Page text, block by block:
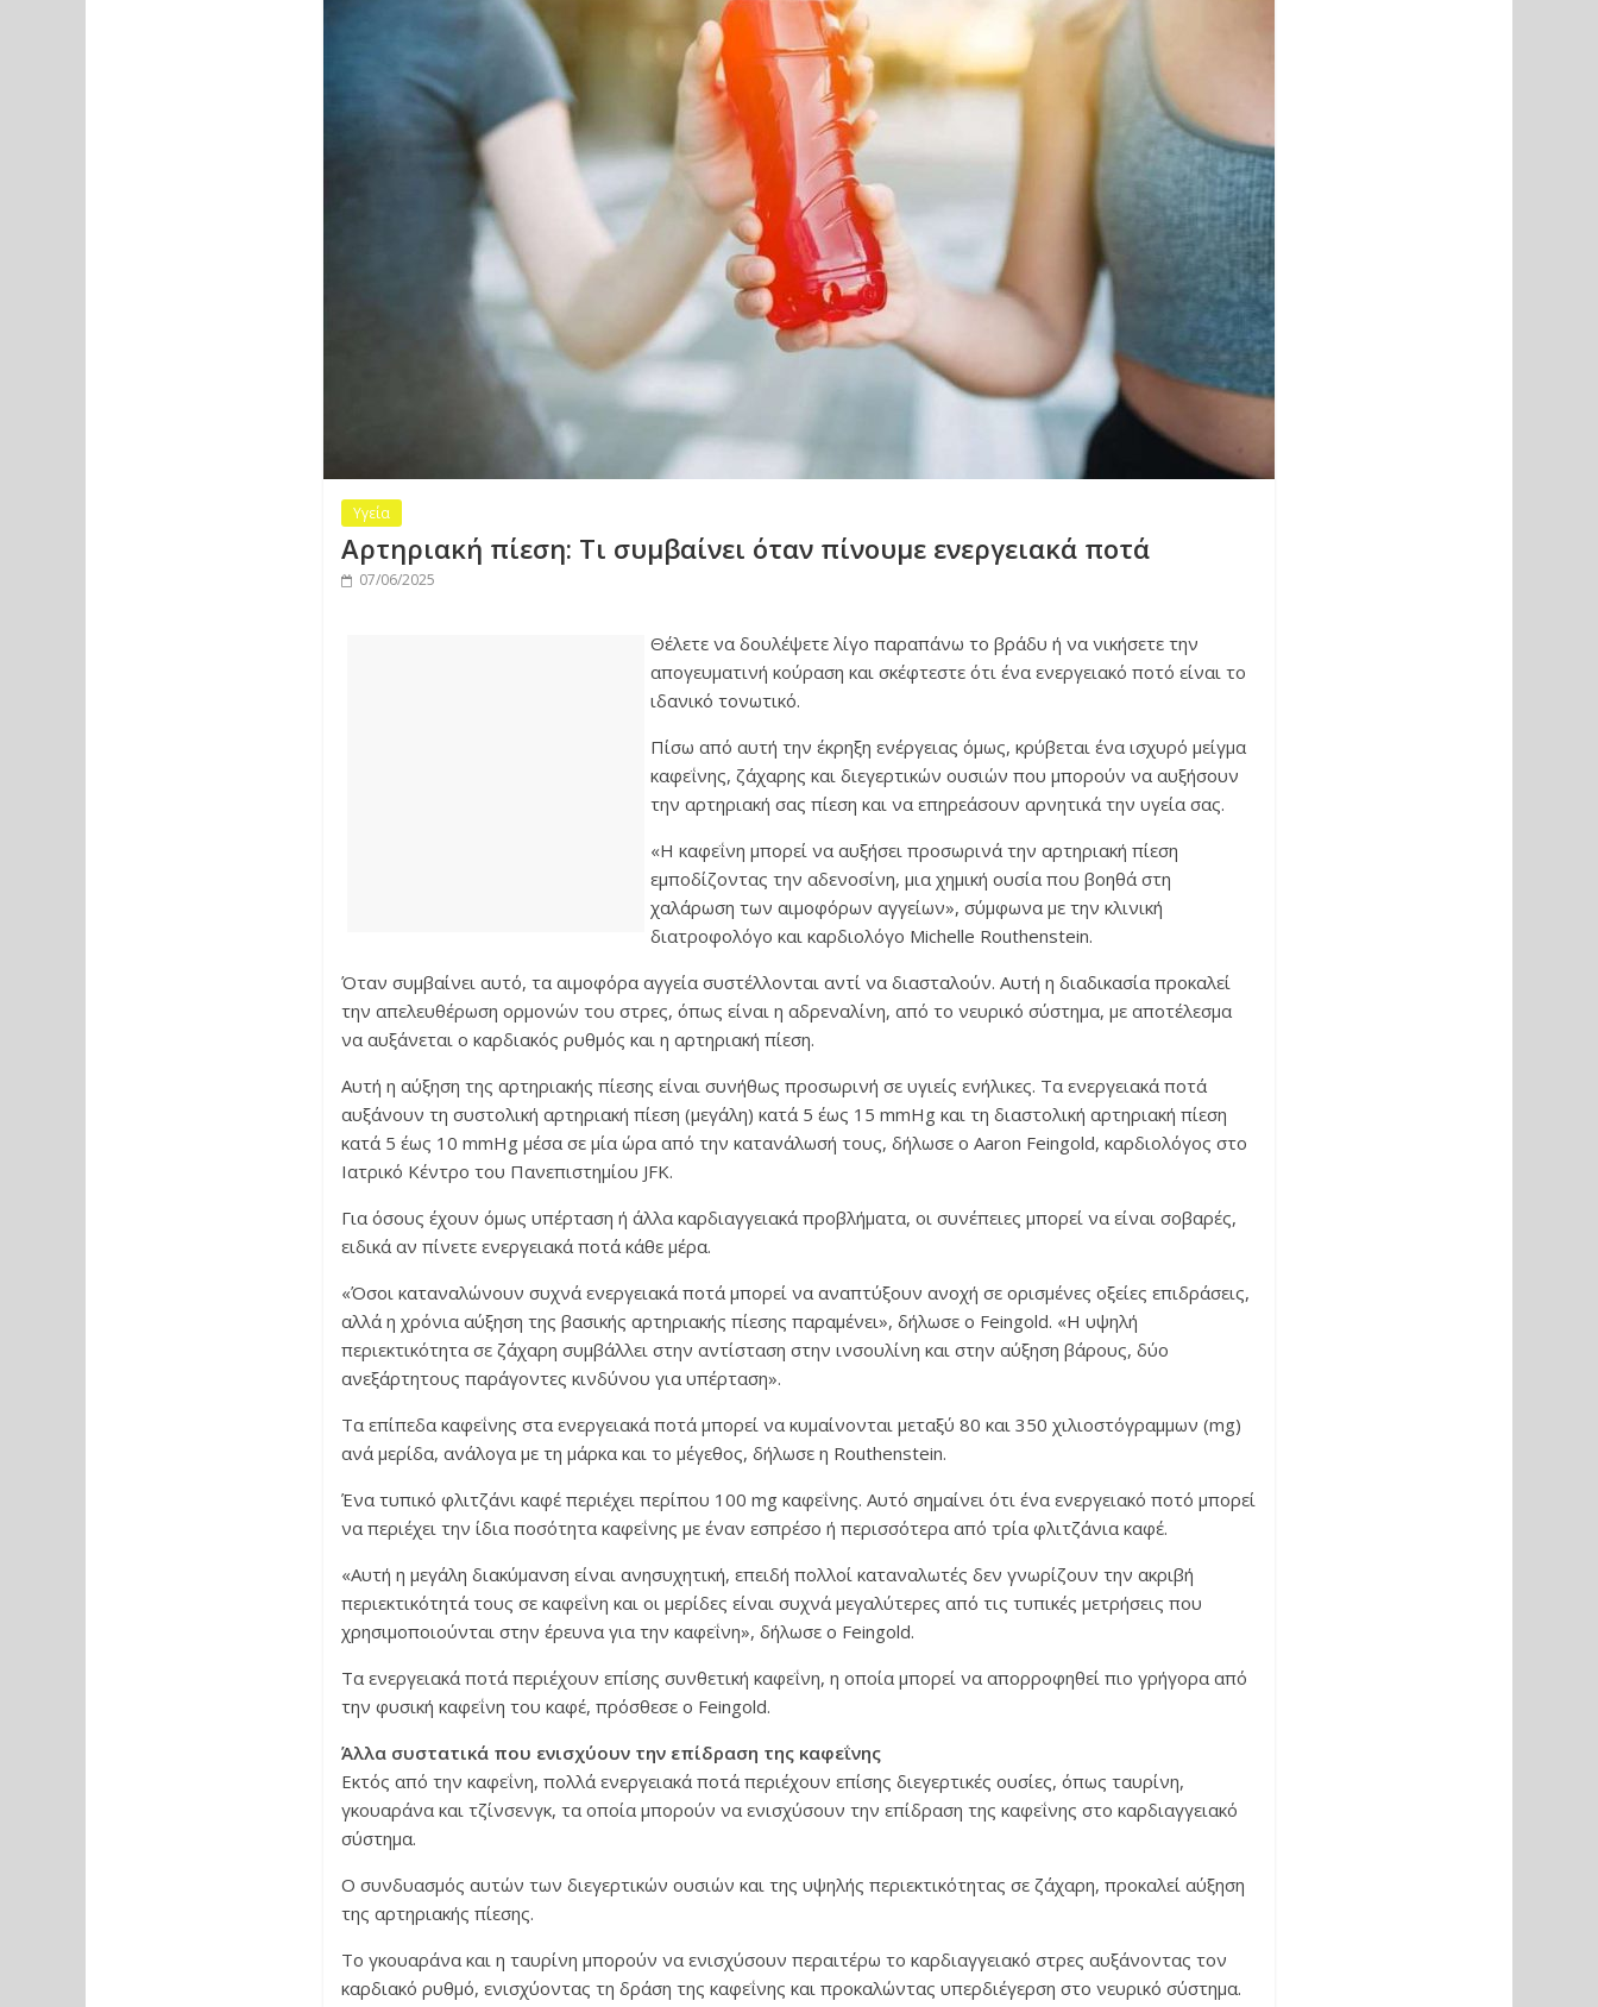
Υγεία
Αρτηριακή πίεση: Τι συμβαίνει όταν πίνουμε ενεργειακά ποτά
07/06/2025
Θέλετε να δουλέψετε λίγο παραπάνω το βράδυ ή να νικήσετε την
απογευματινή κούραση και σκέφτεστε ότι ένα ενεργειακό ποτό είναι το
ιδανικό τονωτικό.
Πίσω από αυτή την έκρηξη ενέργειας όμως, κρύβεται ένα ισχυρό μείγμα
καφεΐνης, ζάχαρης και διεγερτικών ουσιών που μπορούν να αυξήσουν
την αρτηριακή σας πίεση και να επηρεάσουν αρνητικά την υγεία σας.
«Η καφεΐνη μπορεί να αυξήσει προσωρινά την αρτηριακή πίεση
εμποδίζοντας την αδενοσίνη, μια χημική ουσία που βοηθά στη
χαλάρωση των αιμοφόρων αγγείων», σύμφωνα με την κλινική
διατροφολόγο και καρδιολόγο Michelle Routhenstein.
Όταν συμβαίνει αυτό, τα αιμοφόρα αγγεία συστέλλονται αντί να διασταλούν. Αυτή η διαδικασία προκαλεί
την απελευθέρωση ορμονών του στρες, όπως είναι η αδρεναλίνη, από το νευρικό σύστημα, με αποτέλεσμα
να αυξάνεται ο καρδιακός ρυθμός και η αρτηριακή πίεση.
Αυτή η αύξηση της αρτηριακής πίεσης είναι συνήθως προσωρινή σε υγιείς ενήλικες. Τα ενεργειακά ποτά
αυξάνουν τη συστολική αρτηριακή πίεση (μεγάλη) κατά 5 έως 15 mmHg και τη διαστολική αρτηριακή πίεση
κατά 5 έως 10 mmHg μέσα σε μία ώρα από την κατανάλωσή τους, δήλωσε ο Aaron Feingold, καρδιολόγος στο
Ιατρικό Κέντρο του Πανεπιστημίου JFK.
Για όσους έχουν όμως υπέρταση ή άλλα καρδιαγγειακά προβλήματα, οι συνέπειες μπορεί να είναι σοβαρές,
ειδικά αν πίνετε ενεργειακά ποτά κάθε μέρα.
«Όσοι καταναλώνουν συχνά ενεργειακά ποτά μπορεί να αναπτύξουν ανοχή σε ορισμένες οξείες επιδράσεις,
αλλά η χρόνια αύξηση της βασικής αρτηριακής πίεσης παραμένει», δήλωσε ο Feingold. «Η υψηλή
περιεκτικότητα σε ζάχαρη συμβάλλει στην αντίσταση στην ινσουλίνη και στην αύξηση βάρους, δύο
ανεξάρτητους παράγοντες κινδύνου για υπέρταση».
Τα επίπεδα καφεΐνης στα ενεργειακά ποτά μπορεί να κυμαίνονται μεταξύ 80 και 350 χιλιοστόγραμμων (mg)
ανά μερίδα, ανάλογα με τη μάρκα και το μέγεθος, δήλωσε η Routhenstein.
Ένα τυπικό φλιτζάνι καφέ περιέχει περίπου 100 mg καφεΐνης. Αυτό σημαίνει ότι ένα ενεργειακό ποτό μπορεί
να περιέχει την ίδια ποσότητα καφεΐνης με έναν εσπρέσο ή περισσότερα από τρία φλιτζάνια καφέ.
«Αυτή η μεγάλη διακύμανση είναι ανησυχητική, επειδή πολλοί καταναλωτές δεν γνωρίζουν την ακριβή
περιεκτικότητά τους σε καφεΐνη και οι μερίδες είναι συχνά μεγαλύτερες από τις τυπικές μετρήσεις που
χρησιμοποιούνται στην έρευνα για την καφεΐνη», δήλωσε ο Feingold.
Τα ενεργειακά ποτά περιέχουν επίσης συνθετική καφεΐνη, η οποία μπορεί να απορροφηθεί πιο γρήγορα από
την φυσική καφεΐνη του καφέ, πρόσθεσε ο Feingold.
Άλλα συστατικά που ενισχύουν την επίδραση της καφεΐνης
Εκτός από την καφεΐνη, πολλά ενεργειακά ποτά περιέχουν επίσης διεγερτικές ουσίες, όπως ταυρίνη,
γκουαράνα και τζίνσενγκ, τα οποία μπορούν να ενισχύσουν την επίδραση της καφεΐνης στο καρδιαγγειακό
σύστημα.
Ο συνδυασμός αυτών των διεγερτικών ουσιών και της υψηλής περιεκτικότητας σε ζάχαρη, προκαλεί αύξηση
της αρτηριακής πίεσης.
Το γκουαράνα και η ταυρίνη μπορούν να ενισχύσουν περαιτέρω το καρδιαγγειακό στρες αυξάνοντας τον
καρδιακό ρυθμό, ενισχύοντας τη δράση της καφεΐνης και προκαλώντας υπερδιέγερση στο νευρικό σύστημα.